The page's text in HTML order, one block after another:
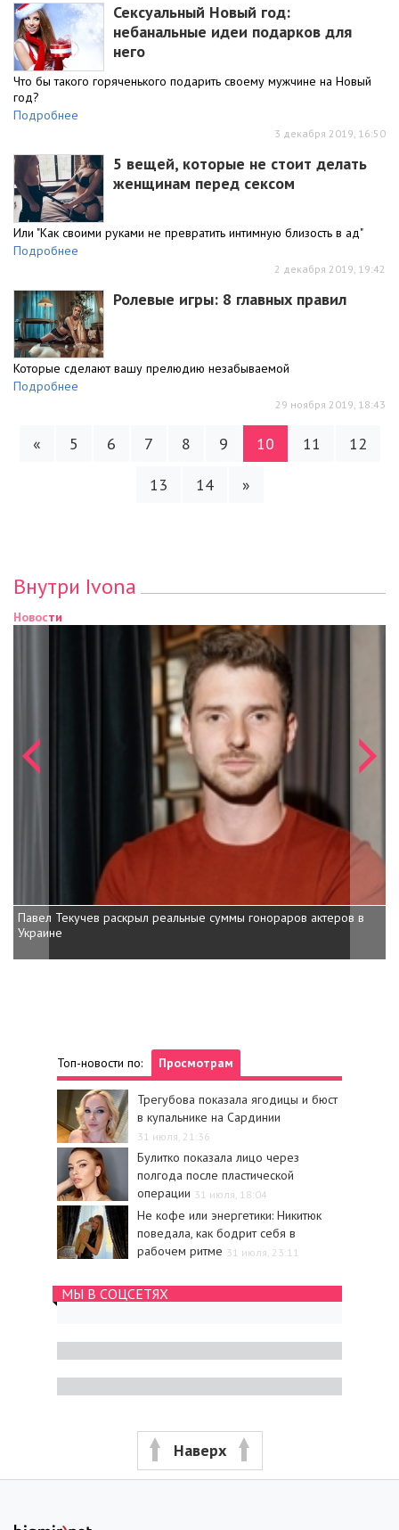
Сексуальный Новый год:
небанальные идеи подарков для
него
Что бы такого горяченького подарить своему мужчине на Новый
год?
Подробнее
3 декабря 2019, 16:50
5 вещей, которые не стоит делать
женщинам перед сексом
Или "Как своими руками не превратить интимную близость в ад"
Подробнее
2 декабря 2019, 19:42
Ролевые игры: 8 главных правил
Которые сделают вашу прелюдию незабываемой
Подробнее
29 ноября 2019, 18:43
« 5 6 7 8 9 10 11
12
13
14 »
Внутри Ivona
Новости
Павел Текучев раскрыл реальные суммы гонораров актеров в
Украине
Топ-новости по: Просмотрам
Трегубова показала ягодицы и бюст
в купальнике на Сардинии
31 июля, 21:36
Булитко показала лицо через
полгода после пластической
операции 31 июля, 18:04
Не кофе или энергетики: Никитюк
поведала, как бодрит себя в
рабочем ритме 31 июля, 23:11
МЫ В СОЦСЕТЯХ
Наверх